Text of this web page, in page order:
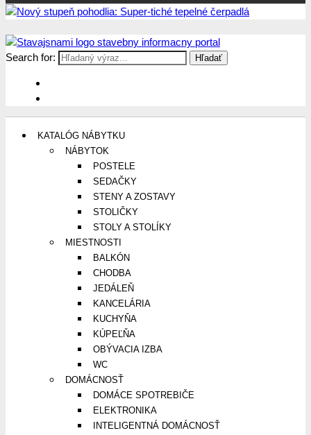
Stavajsnami.sk
Stavebníctvo, stavby, byty, domy a všetko o nich
Search for:
KATALÓG NÁBYTKU
NÁBYTOK
POSTELE
SEDAČKY
STENY A ZOSTAVY
STOLIČKY
STOLY A STOLÍKY
MIESTNOSTI
BALKÓN
CHODBA
JEDÁLEŇ
KANCELÁRIA
KUCHYŇA
KÚPEĽŇA
OBÝVACIA IZBA
WC
DOMÁCNOSŤ
DOMÁCE SPOTREBIČE
ELEKTRONIKA
INTELIGENTNÁ DOMÁCNOSŤ